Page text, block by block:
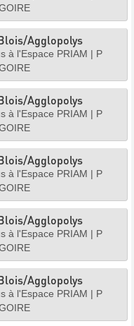
Agglopolys
à l'Espace PRIAM | P
Agglopolys
à l'Espace PRIAM | P
Agglopolys
à l'Espace PRIAM | P
Agglopolys
à l'Espace PRIAM | P
Agglopolys
à l'Espace PRIAM | P